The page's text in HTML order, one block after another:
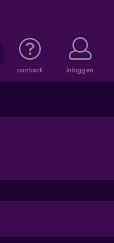
contact inloggen